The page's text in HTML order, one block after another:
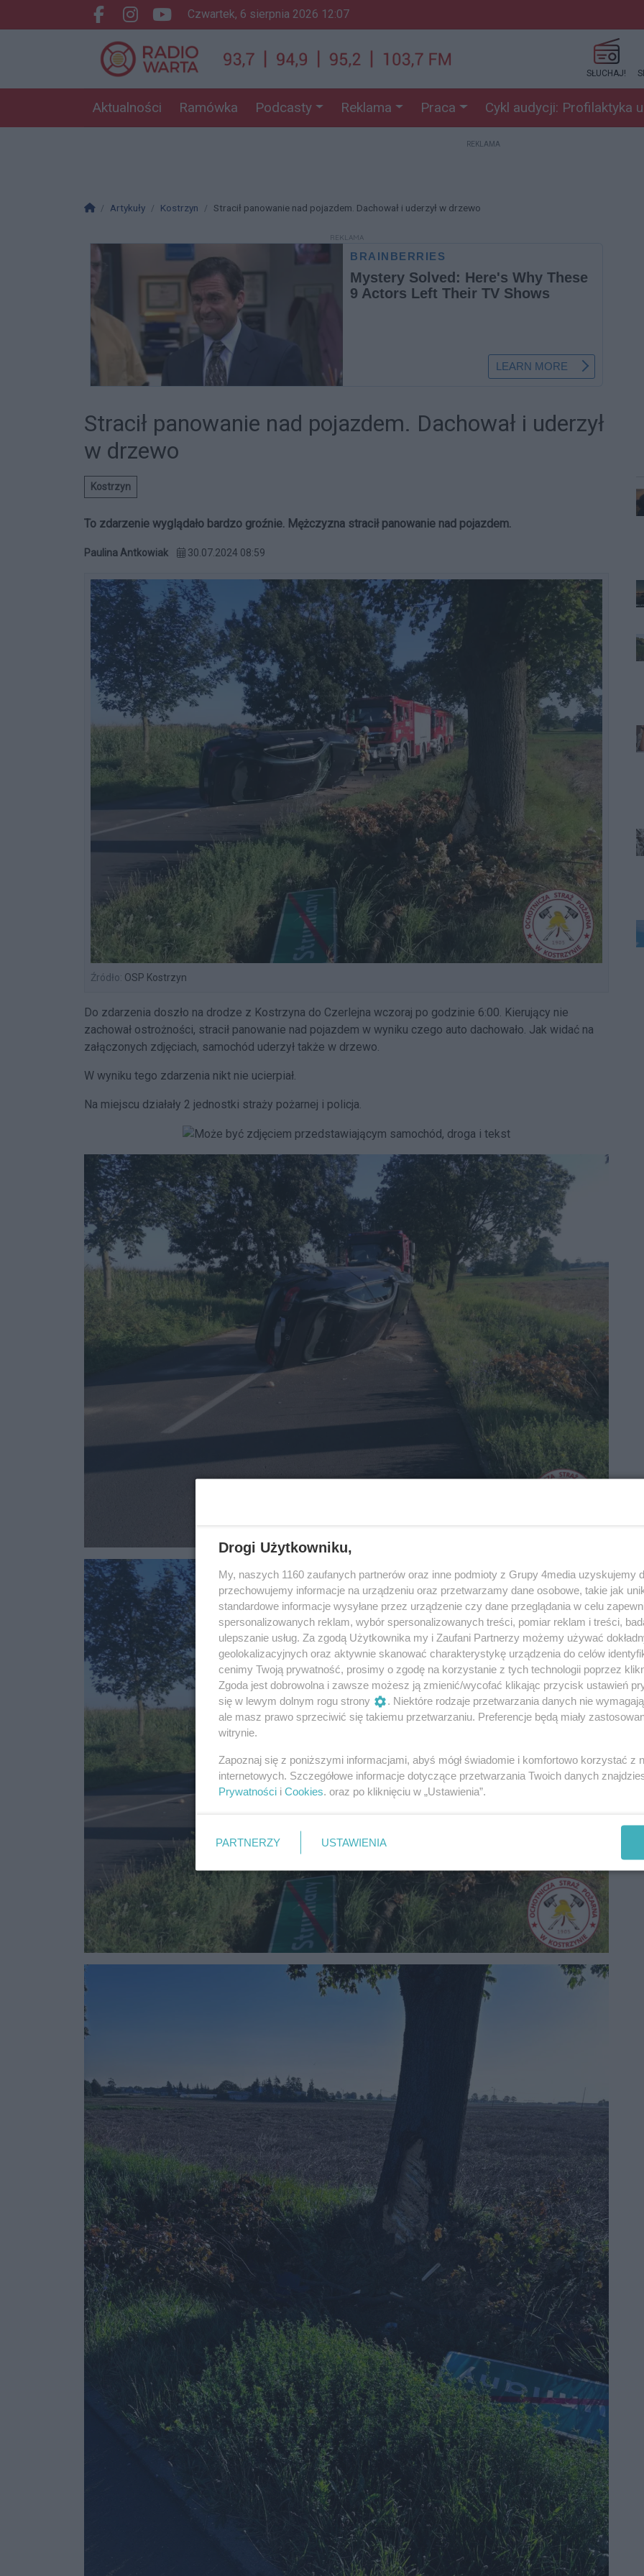
Facebook.com
Instagram.com
Youtube.com
czwartek, 6 sierpnia 2026 12:07
SŁUCHAJ!
Aktualności Ramówka Podcasty Reklama Praca Cykl audycji: Profilaktyka
REKLAMA
Strona główna
Artykuły Kostrzyn Stracił panowanie nad pojazdem. Dachował i uderzył w drzewo
REKLAMA
Stracił panowanie nad pojazdem. Dachował i uderzył
w drzewo
Kostrzyn
To zdarzenie wyglądało bardzo groźnie. Mężczyzna stracił panowanie nad pojazdem.
Paulina Antkowiak 30.07.2024 08:59
Źródło: OSP Kostrzyn
Do zdarzenia doszło na drodze z Kostrzyna do Czerlejna wczoraj po godzinie 6:00. Kierujący nie
zachował ostrożności, stracił panowanie nad pojazdem w wyniku czego auto dachowało. Jak widać na
załączonych zdjęciach, samochód uderzył także w drzewo.
W wyniku tego zdarzenia nikt nie ucierpiał.
Na miejscu działały 2 jednostki straży pożarnej i policja.
Drogi Użytkowniku,
My, naszych 1160 zaufanych partnerów oraz inne podmioty z Grupy 4media uzyskujemy
przechowujemy informacje na urządzeniu oraz przetwarzamy dane osobowe, takie jak
standardowe informacje wysyłane przez urządzenie czy dane przeglądania w celu
spersonalizowanych reklam, wybór spersonalizowanych treści, pomiar reklam i treści,
ulepszanie usług. Za zgodą Użytkownika my i Zaufani Partnerzy możemy używać
geolokalizacyjnych oraz aktywnie skanować charakterystykę urządzenia do celów
cenimy Twoją prywatność, prosimy o zgodę na korzystanie z tych technologii poprzez
Zgoda jest dobrowolna i zawsze możesz ją zmienić/wycofać klikając przycisk ustawień
się w lewym dolnym rogu strony
. Niektóre rodzaje przetwarzania danych nie
ale masz prawo sprzeciwić się takiemu przetwarzaniu. Preferencje będą miały
witrynie.
Zapoznaj się z poniższymi informacjami, abyś mógł świadomie i komfortowo korzystać z
internetowych. Szczegółowe informacje dotyczące przetwarzania Twoich danych
Prywatności i Cookies. oraz po kliknięciu w „Ustawienia”.
PARTNERZY USTAWIENIA